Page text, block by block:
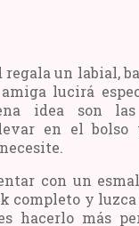
un labial,
lucirá
idea son las
en el bolso
con un
completo y
hacerlo más